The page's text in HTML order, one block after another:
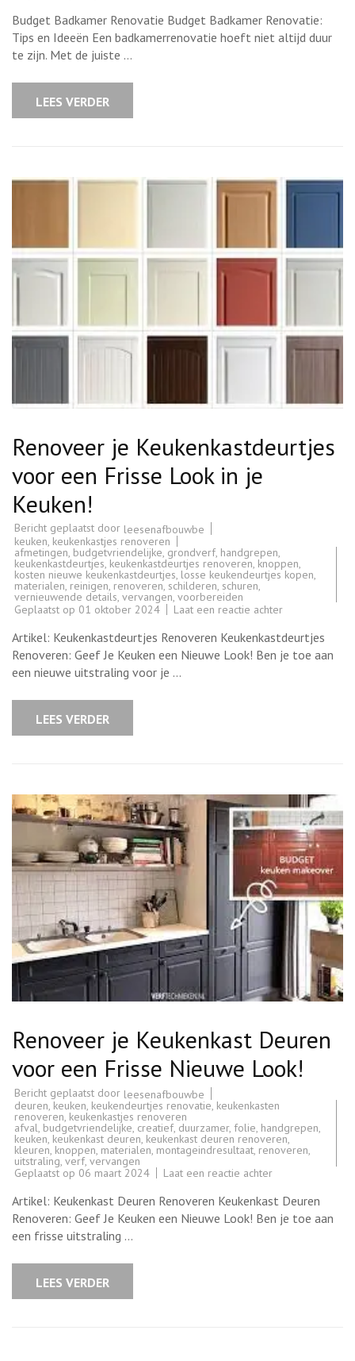
Tips
voor
Badkamer
Renovatie
Budget Badkamer Renovatie Budget Badkamer Renovatie:
Tips en Ideeën Een badkamerrenovatie hoeft niet altijd duur
te zijn. Met de juiste …
LEES VERDER
Renoveer je Keukenkastdeurtjes
voor een Frisse Look in je
Keuken!
Bericht geplaatst door leesenafbouwbe
keuken, keukenkastjes renoveren
afmetingen, budgetvriendelijke, grondverf, handgrepen,
keukenkastdeurtjes, keukenkastdeurtjes renoveren, knoppen,
kosten nieuwe keukenkastdeurtjes, losse keukendeurtjes kopen,
materialen, reinigen, renoveren, schilderen, schuren,
vernieuwende details, vervangen, voorbereiden
Geplaatst op 01 oktober 2024 Laat een reactie achterop
je
voor
een
Artikel: Keukenkastdeurtjes Renoveren Keukenkastdeurtjes
Renoveren: Geef Je Keuken een Nieuwe Look! Ben je toe aan
een nieuwe uitstraling voor je …
LEES VERDER
Renoveer je Keukenkast Deuren
voor een Frisse Nieuwe Look!
Bericht geplaatst door leesenafbouwbe
deuren, keuken, keukendeurtjes renovatie, keukenkasten
renoveren, keukenkastjes renoveren
afval, budgetvriendelijke, creatief, duurzamer, folie, handgrepen,
keuken, keukenkast deuren, keukenkast deuren renoveren,
kleuren, knoppen, materialen, montageindresultaat, renoveren,
uitstraling, verf, vervangen
Geplaatst op 06 maart 2024 Laat een reactie achterop
je
Keukenkast
Deuren
voor
Artikel: Keukenkast Deuren Renoveren Keukenkast Deuren
Renoveren: Geef Je Keuken een Nieuwe Look! Ben je toe aan
een frisse uitstraling …
LEES VERDER